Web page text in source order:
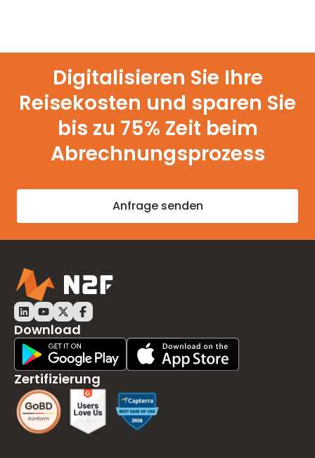
Digitalisieren Sie Ihre
Reisekosten und sparen Sie
bis zu 75% Zeit beim
Abrechnungsprozess
Anfrage senden
Download
Play Store DownloadApp Store Download
Zertifizierung